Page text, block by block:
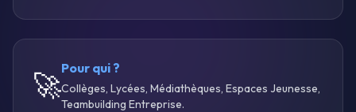
🚀Pour qui ?
Collèges, Lycées, Médiathèques, Espaces Jeunesse,
Teambuilding Entreprise.